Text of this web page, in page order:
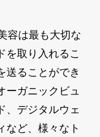
容は最も大切な
を取り入れるこ
送ることができ
ーガニックビュ
、デジタルウェ
など、様々なト